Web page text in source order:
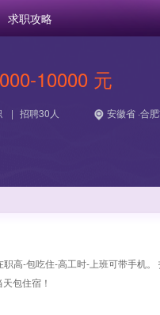
求职攻略
10000 元
| 招聘30人 安徽省 ·合
高-包吃住-高工时-上班可带手机
包住宿！